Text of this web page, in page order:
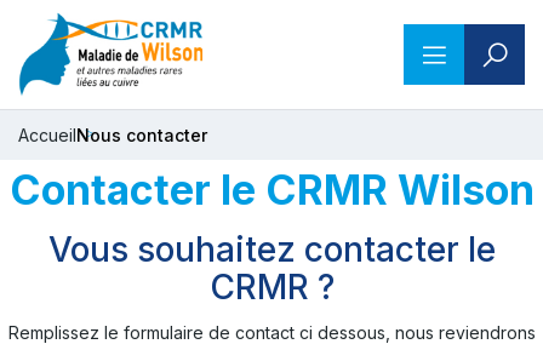
AccueilNous contacter
Contacter le CRMR Wilson
Vous souhaitez contacter le
CRMR ?
Remplissez le formulaire de contact ci dessous, nous reviendrons